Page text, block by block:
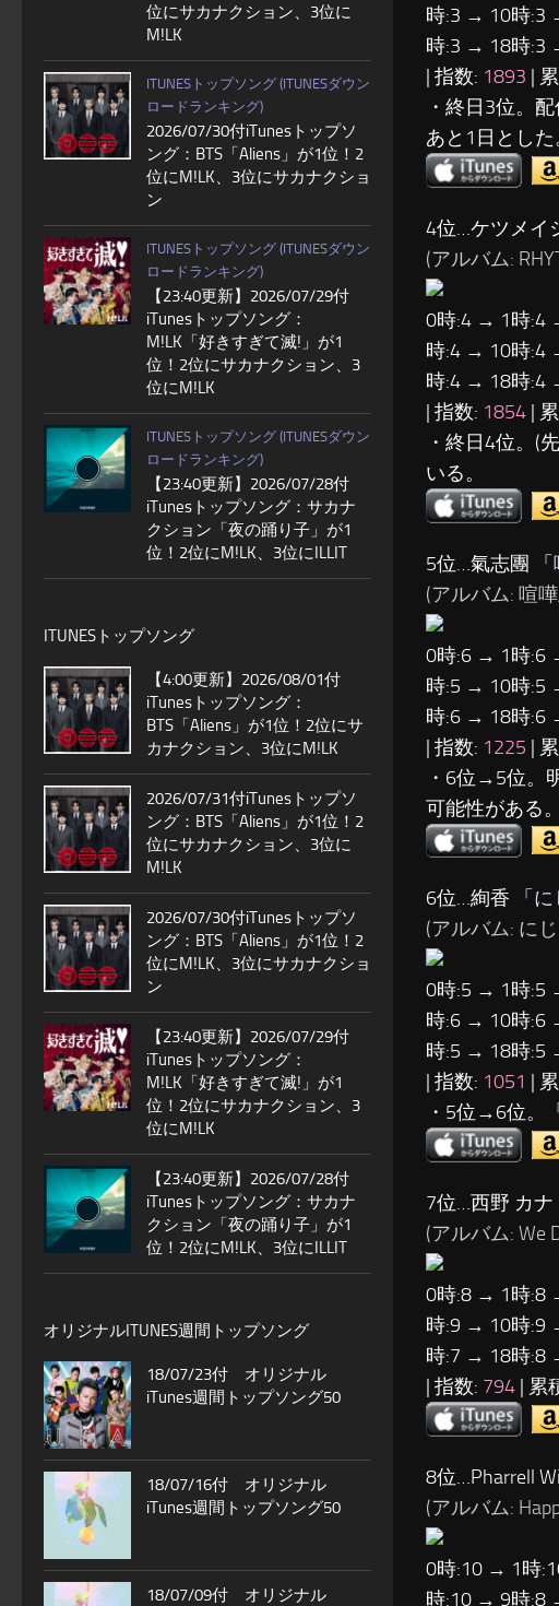
時:3 → 10時:3
時:3 → 18時:3
| 指数: 1893 |
・終日3位。
あと1日とした
4位…ケツメイ
(アルバム:
0時:4 → 1時:4
時:4 → 10時:4
時:4 → 18時:4
| 指数: 1854 |
・終日4位。(
いる。
5位…氣志團 「
(アルバム: 喧
0時:6 → 1時:6
時:5 → 10時:5
時:6 → 18時:6
| 指数: 1225 |
・6位→5位。
可能性がある。
6位…絢香 「 に
(アルバム: に
0時:5 → 1時:5
時:6 → 10時:6
時:5 → 18時:5
| 指数: 1051 |
・5位→6位。
7位…西野 カナ
(アルバム: We
0時:8 → 1時:8
時:9 → 10時:9
時:7 → 18時:8
| 指数: 794 | 累
8位…Pharrell
(アルバム:
0時:10 → 1時
時:10 → 9時:8
位にサカナクション、3位に
M!LK
ITUNESトップソング (ITUNESダウン
ロードランキング)
2026/07/30付iTunesトップソ
ング：BTS「Aliens」が1位！2
位にM!LK、3位にサカナクショ
ン
ITUNESトップソング (ITUNESダウン
ロードランキング)
【23:40更新】2026/07/29付
iTunesトップソング：
M!LK「好きすぎて滅!」が1
位！2位にサカナクション、3
位にM!LK
ITUNESトップソング (ITUNESダウン
ロードランキング)
【23:40更新】2026/07/28付
iTunesトップソング：サカナ
クション「夜の踊り子」が1
位！2位にM!LK、3位にILLIT
ITUNESトップソング
【4:00更新】2026/08/01付
iTunesトップソング：
BTS「Aliens」が1位！2位にサ
カナクション、3位にM!LK
2026/07/31付iTunesトップソ
ング：BTS「Aliens」が1位！2
位にサカナクション、3位に
M!LK
2026/07/30付iTunesトップソ
ング：BTS「Aliens」が1位！2
位にM!LK、3位にサカナクショ
ン
【23:40更新】2026/07/29付
iTunesトップソング：
M!LK「好きすぎて滅!」が1
位！2位にサカナクション、3
位にM!LK
【23:40更新】2026/07/28付
iTunesトップソング：サカナ
クション「夜の踊り子」が1
位！2位にM!LK、3位にILLIT
オリジナルITUNES週間トップソング
18/07/23付 オリジナル
iTunes週間トップソング50
18/07/16付 オリジナル
iTunes週間トップソング50
18/07/09付 オリジナル